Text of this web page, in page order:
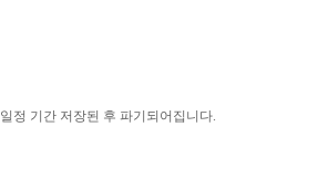
일정 기간 저장된 후 파기되어집니다